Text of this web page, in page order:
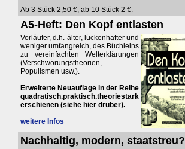
Ab 3 Stück 2,50 €, ab 10 Stück 2 €.
A5-Heft: Den Kopf entlasten
Vorläufer, d.h. älter, lückenhafter und
weniger umfangreich, des Büchleins
zu vereinfachten Welterklärungen
(Verschwörungstheorien,
Populismen usw.).
Erweiterte Neuauflage in der Reihe
quadratisch.praktisch.theoriestark
erschienen (siehe hier drüber).
weitere Infos
Nachhaltig, modern, staatstreu?